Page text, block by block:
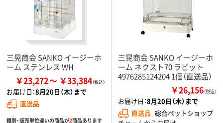
三晃商会 SANKO イージーホ
ーム ステンレス WH
￥23,272 ￥33,384
お届け日：8月20日（木）まで
直送品
種別・販売単位違いの商品が2商品あります
三晃商会 SANKO イージーホ
ーム ネクスト70 ラビット
4976285124204 1個（直送品）
￥26,156（税込）
お届け日：8月20日（木）まで
直送品 総合ペットショップ